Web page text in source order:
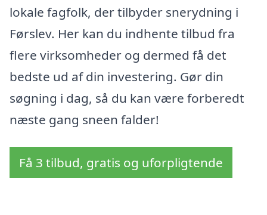
lokale fagfolk, der tilbyder snerydning i
Førslev. Her kan du indhente tilbud fra
flere virksomheder og dermed få det
bedste ud af din investering. Gør din
søgning i dag, så du kan være forberedt
næste gang sneen falder!
Få 3 tilbud, gratis og uforpligtende